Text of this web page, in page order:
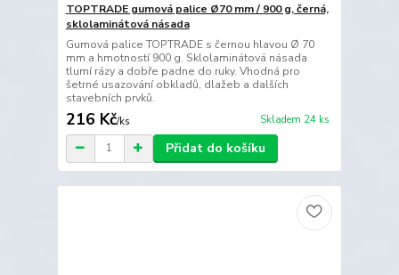
TOPTRADE gumová palice Ø70 mm / 900 g, černá,
sklolaminátová násada
Gumová palice TOPTRADE s černou hlavou Ø 70
mm a hmotností 900 g. Sklolaminátová násada
tlumí rázy a dobře padne do ruky. Vhodná pro
šetrné usazování obkladů, dlažeb a dalších
stavebních prvků.
216 Kč/ks Skladem 24 ks
Přidat do košíku